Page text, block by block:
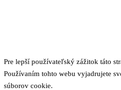
Pre lepší používateľský zážitok táto
Používaním tohto webu vyjadrujete
súborov cookie.